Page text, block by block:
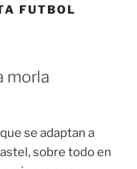
FUTBOL
morla
se adaptan a
sobre todo en